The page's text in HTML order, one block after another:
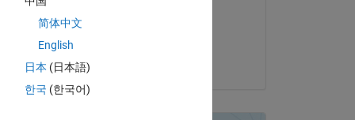
简体中文
English
日本 (日本語)
한국 (한국어)